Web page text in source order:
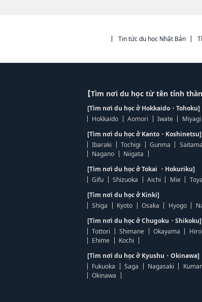
Tin tức du học Nhật Bản
【Tìm nơi du học từ tên tỉnh
[Tìm nơi du học ở Hokkaido・Tohoku]
Hokkaido
Aomori Iwate Miyagi
[Tìm nơi du học ở Kanto・Koshinetsu]
Ibaraki
Tochigi Gunma Saitama
Nagano
Niigata
[Tìm nơi du học ở Tokai ・Hokuriku]
Gifu
Shizuoka Aichi Mie
[Tìm nơi du học ở Kinki]
Shiga
Kyoto Osaka Hyogo
[Tìm nơi du học ở Chugoku・Shikoku]
Tottori
Shimane Okayama
Ehime
Kochi
[Tìm nơi du học ở Kyushu・Okinawa]
Fukuoka
Saga Nagasaki
Okinawa